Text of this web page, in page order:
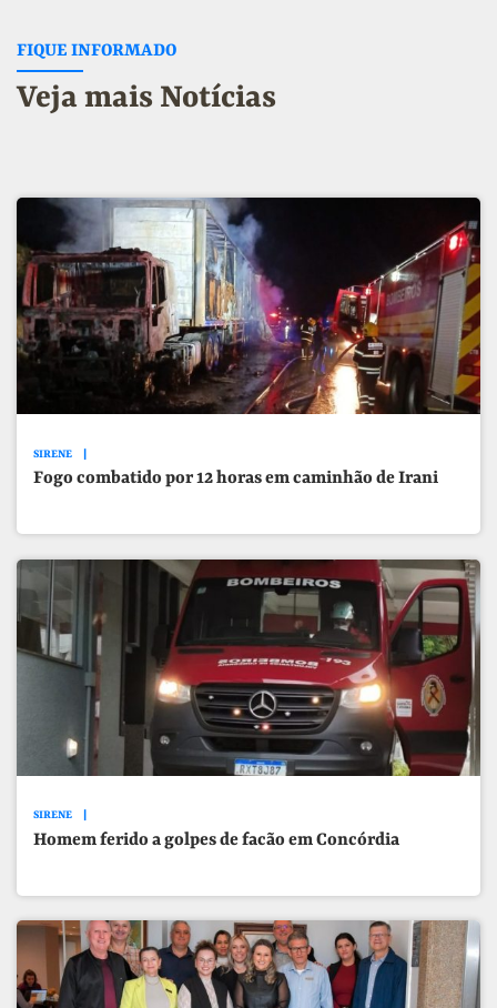
FIQUE INFORMADO
Veja mais Notícias
SIRENE
Fogo combatido por 12 horas em caminhão de Irani
SIRENE
Homem ferido a golpes de facão em Concórdia